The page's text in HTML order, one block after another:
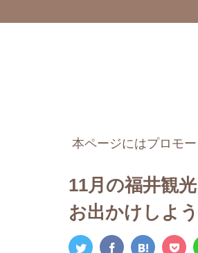
本ページにはプロモ
11月の福井観
お出かけしよう